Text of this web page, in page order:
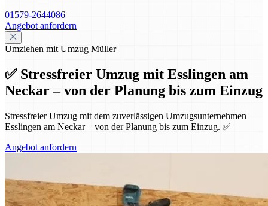
01579-2644086
Angebot anfordern
Umziehen mit Umzug Müller
✅ Stressfreier Umzug mit Esslingen am
Neckar – von der Planung bis zum Einzug
Stressfreier Umzug mit dem zuverlässigen Umzugsunternehmen
Esslingen am Neckar – von der Planung bis zum Einzug. ✅
Angebot anfordern